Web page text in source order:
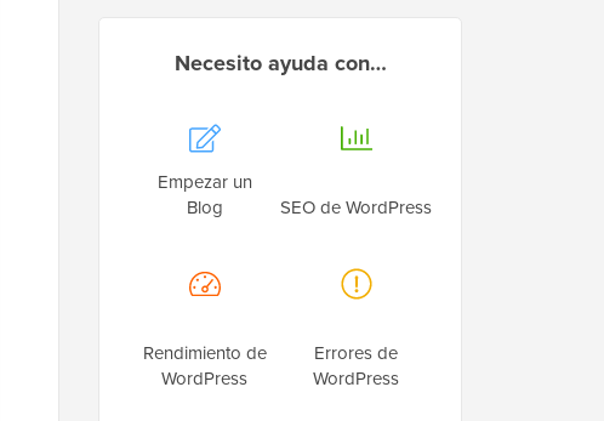
Necesito ayuda con…
Empezar un
Blog
SEO de WordPress
Rendimiento de
WordPress
Errores de
WordPress